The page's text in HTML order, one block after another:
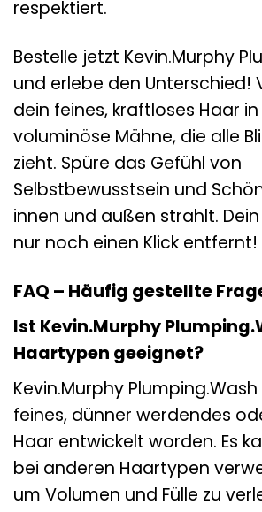
respektiert.
Bestelle jetzt Kevin.Murphy
und erlebe den Unterschied!
dein feines, kraftloses Haar
voluminöse Mähne, die alle
zieht. Spüre das Gefühl von
Selbstbewusstsein und
innen und außen strahlt.
nur noch einen Klick entfernt!
FAQ – Häufig gestellte
Ist Kevin.Murphy
Haartypen geeignet?
Kevin.Murphy
feines, dünner werdendes
Haar entwickelt worden. Es
bei anderen Haartypen
um Volumen und Fülle zu